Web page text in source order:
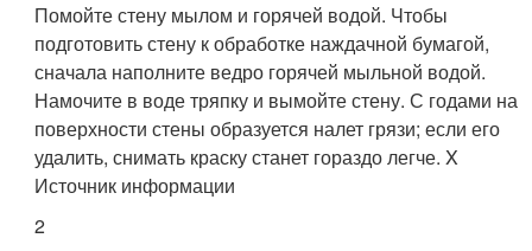
Помойте стену мылом и горячей водой. Чтобы
подготовить стену к обработке наждачной бумагой,
сначала наполните ведро горячей мыльной водой.
Намочите в воде тряпку и вымойте стену. С годами на
поверхности стены образуется налет грязи; если его
удалить, снимать краску станет гораздо легче. X
Источник информации
2